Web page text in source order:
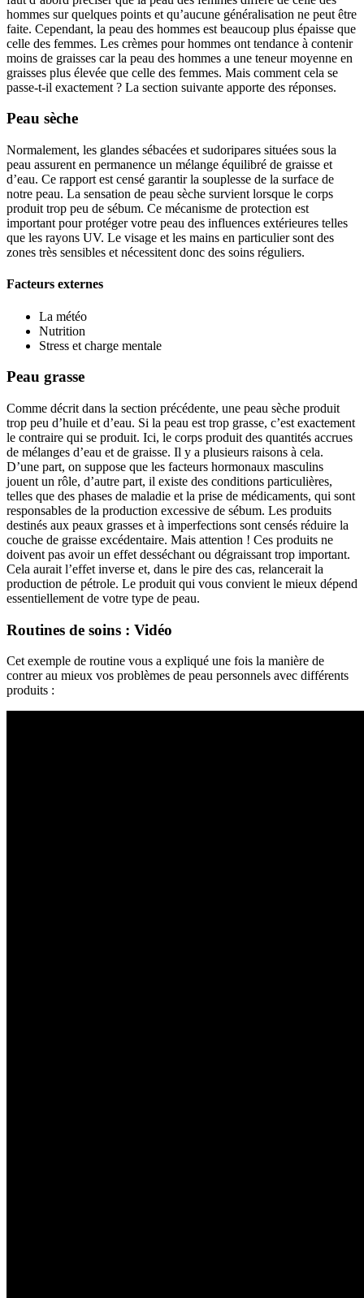
hommes sur quelques points et qu’aucune généralisation ne peut être
faite. Cependant, la peau des hommes est beaucoup plus épaisse que
celle des femmes. Les crèmes pour hommes ont tendance à contenir
moins de graisses car la peau des hommes a une teneur moyenne en
graisses plus élevée que celle des femmes. Mais comment cela se
passe-t-il exactement ? La section suivante apporte des réponses.
Peau sèche
Normalement, les glandes sébacées et sudoripares situées sous la
peau assurent en permanence un mélange équilibré de graisse et
d’eau. Ce rapport est censé garantir la souplesse de la surface de
notre peau. La sensation de peau sèche survient lorsque le corps
produit trop peu de sébum. Ce mécanisme de protection est
important pour protéger votre peau des influences extérieures telles
que les rayons UV. Le visage et les mains en particulier sont des
zones très sensibles et nécessitent donc des soins réguliers.
Facteurs externes
La météo
Nutrition
Stress et charge mentale
Peau grasse
Comme décrit dans la section précédente, une peau sèche produit
trop peu d’huile et d’eau. Si la peau est trop grasse, c’est exactement
le contraire qui se produit. Ici, le corps produit des quantités accrues
de mélanges d’eau et de graisse. Il y a plusieurs raisons à cela.
D’une part, on suppose que les facteurs hormonaux masculins
jouent un rôle, d’autre part, il existe des conditions particulières,
telles que des phases de maladie et la prise de médicaments, qui sont
responsables de la production excessive de sébum. Les produits
destinés aux peaux grasses et à imperfections sont censés réduire la
couche de graisse excédentaire. Mais attention ! Ces produits ne
doivent pas avoir un effet desséchant ou dégraissant trop important.
Cela aurait l’effet inverse et, dans le pire des cas, relancerait la
production de pétrole. Le produit qui vous convient le mieux dépend
essentiellement de votre type de peau.
Routines de soins : Vidéo
Cet exemple de routine vous a expliqué une fois la manière de
contrer au mieux vos problèmes de peau personnels avec différents
produits :